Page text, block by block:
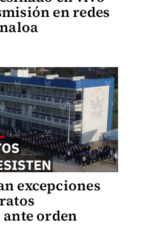
en redes
excepciones
orden